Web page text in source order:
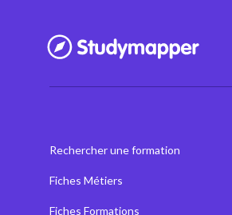
Rechercher une formation
Fiches Métiers
Fiches Formations